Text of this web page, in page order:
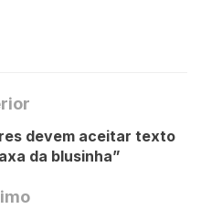
devem aceitar texto
da blusinha”